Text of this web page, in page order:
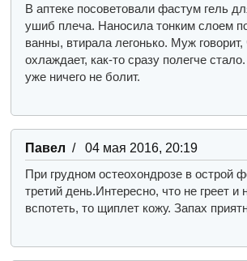
В аптеке посоветовали фастум гель
ушиб плеча. Наносила тонким слоем
ванны, втирала легонько. Муж говорит,
охлаждает, как-то сразу полегче
уже ничего не болит.
Павел/ 04 мая 2016, 20:19
При грудном остеохондрозе в острой
третий день.Интересно, что не греет и
вспотеть, то щиплет кожу. Запах